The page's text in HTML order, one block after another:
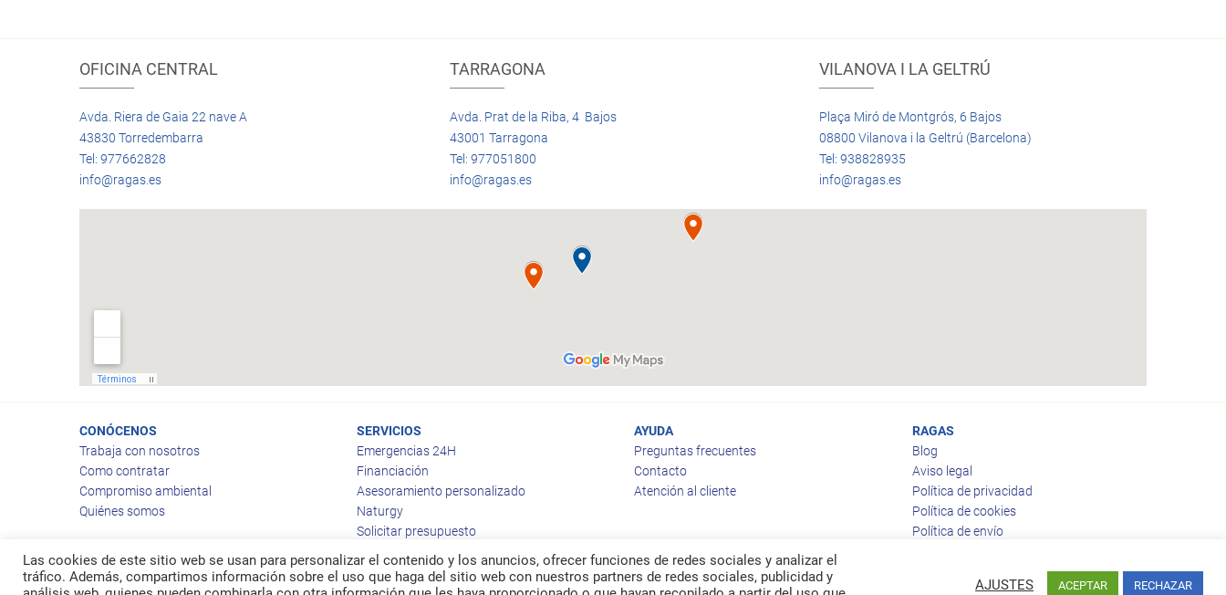
OFICINA CENTRAL
Avda. Riera de Gaia 22 nave A
43830 Torredembarra
Tel: 977662828
info@ragas.es
TARRAGONA
Avda. Prat de la Riba, 4 Bajos
43001 Tarragona
Tel: 977051800
info@ragas.es
VILANOVA I LA GELTRÚ
Plaça Miró de Montgrós, 6 Bajos
08800 Vilanova i la Geltrú (Barcelona)
Tel: 938828935
info@ragas.es
CONÓCENOS
Trabaja con nosotros
Como contratar
Compromiso ambiental
Quiénes somos
SERVICIOS
Emergencias 24H
Financiación
Asesoramiento personalizado
Naturgy
Solicitar presupuesto
AYUDA
Preguntas frecuentes
Contacto
Atención al cliente
RAGAS
Blog
Aviso legal
Política de privacidad
Política de cookies
Política de envío
Las cookies de este sitio web se usan para personalizar el contenido y los anuncios, ofrecer funciones de redes sociales y analizar el
tráfico. Además, compartimos información sobre el uso que haga del sitio web con nuestros partners de redes sociales, publicidad y
AJUSTES ACEPTAR RECHAZAR